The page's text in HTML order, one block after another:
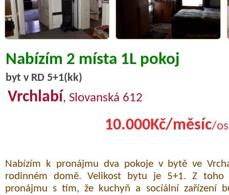
Nabízím 2 místa 1L pokoj
byt v RD 5+1(kk)
Vrchlabí, Slovanská 612
10.000Kč/měsíc/
Nabízím k pronájmu dva pokoje v bytě ve
rodinném domě. Velikost bytu je 5+1. Z
pronájmu s tím, že kuchyň a socíální zařízení